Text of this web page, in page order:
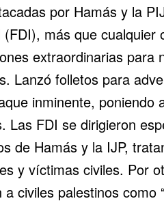
por Hamás y la
más que cualquier
extraordinarias para
Lanzó folletos para
inminente, poniendo
Las FDI se dirigieron
de Hamás y la IJP,
y víctimas civiles. Por
a civiles palestinos como